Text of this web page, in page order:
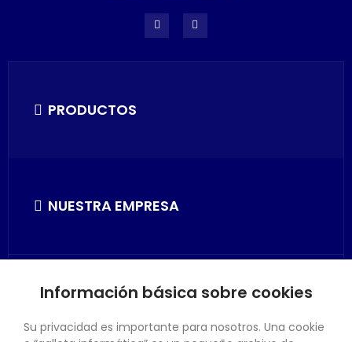
PRODUCTOS
NUESTRA EMPRESA
SU CUENTA
Información básica sobre cookies
Su privacidad es importante para nosotros. Una cookie